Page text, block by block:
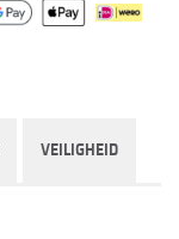
VEILIGHEID